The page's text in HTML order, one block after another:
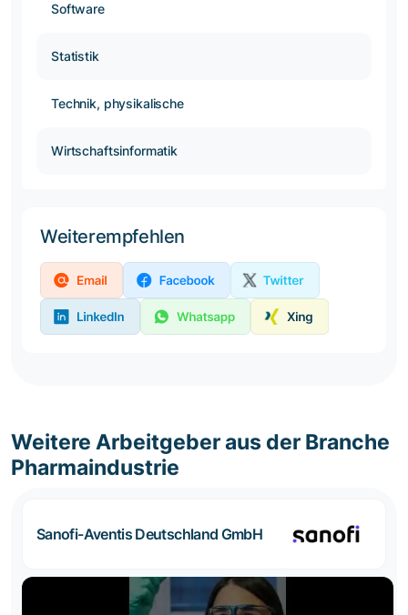
Software
Statistik
Technik, physikalische
Wirtschaftsinformatik
Weiterempfehlen
Weitere Arbeitgeber aus der Branche
Pharmaindustrie
Sanofi-Aventis Deutschland GmbH